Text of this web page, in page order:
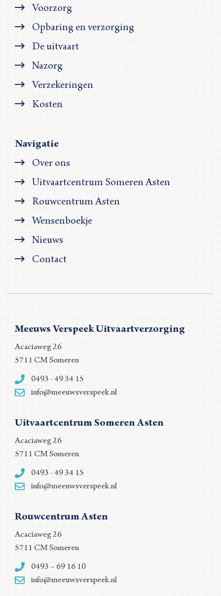
Voorzorg
Opbaring en verzorging
De uitvaart
Nazorg
Verzekeringen
Kosten
Navigatie
Over ons
Uitvaartcentrum Someren Asten
Rouwcentrum Asten
Wensenboekje
Nieuws
Contact
Meeuws Verspeek Uitvaartverzorging
Acaciaweg 26
5711 CM Someren
0493 - 49 34 15
info@meeuwsverspeek.nl
Uitvaartcentrum Someren Asten
Acaciaweg 26
5711 CM Someren
0493 - 49 34 15
info@meeuwsverspeek.nl
Rouwcentrum Asten
Acaciaweg 26
5711 CM Someren
0493 – 69 16 10
info@meeuwsverspeek.nl